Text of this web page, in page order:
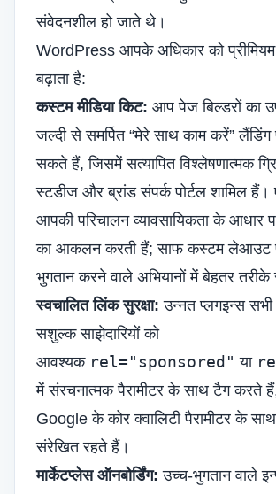
संवेदनशील हो जाते थे।
WordPress आपके अधिकार को
बढ़ाता है:
कस्टम मीडिया किट: आप पेज बिल्डरों का
जल्दी से समर्पित “मेरे साथ काम करें”
सकते हैं, जिसमें सत्यापित विश्लेषणात्मक
स्टडीज और ब्रांड संपर्क पोर्टल शामिल हैं।
आपकी परिचालन व्यावसायिकता के आधार
का आकलन करती हैं; साफ कस्टम लेआउट
भुगतान करने वाले अभियानों में बेहतर
स्वचालित लिंक सुरक्षा: उन्नत प्लगइन्स
सशुल्क साझेदारियों को
आवश्यक rel="sponsored" या
में संरचनात्मक पैरामीटर के साथ टैग करते
Google के कोर क्वालिटी पैरामीटर के
संरेखित रहते हैं।
मार्केटप्लेस ऑनबोर्डिंग: उच्च-भुगतान वाले